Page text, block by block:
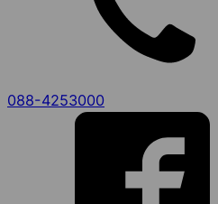
088-4253000